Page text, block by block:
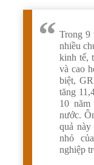
Trong 9
nhiều
kinh tế,
và cao
biệt,
tăng
10
nước.
quả
nhỏ
nghiệp